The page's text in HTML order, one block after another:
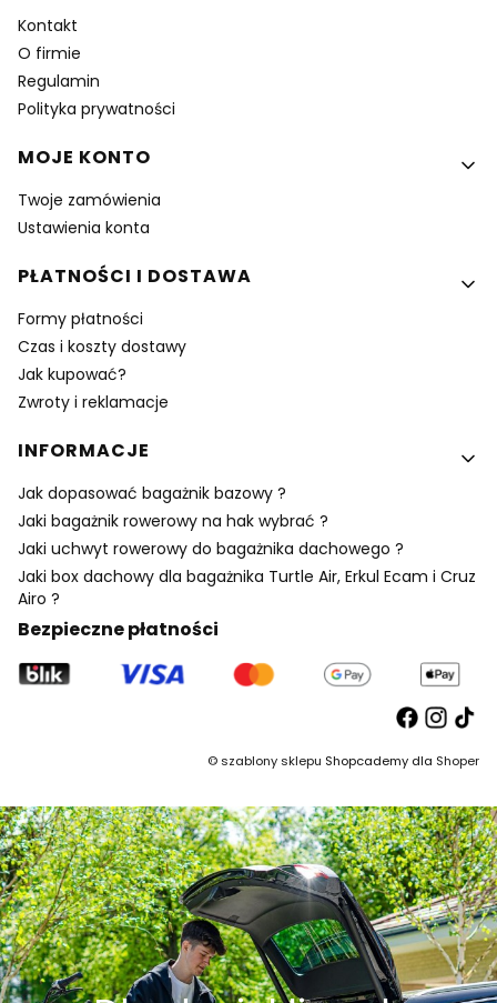
Kontakt
O firmie
Regulamin
Polityka prywatności
MOJE KONTO
Twoje zamówienia
Ustawienia konta
PŁATNOŚCI I DOSTAWA
Formy płatności
Czas i koszty dostawy
Jak kupować?
Zwroty i reklamacje
INFORMACJE
Jak dopasować bagażnik bazowy ?
Jaki bagażnik rowerowy na hak wybrać ?
Jaki uchwyt rowerowy do bagażnika dachowego ?
Jaki box dachowy dla bagażnika Turtle Air, Erkul Ecam i Cruz
Airo ?
Bezpieczne płatności
©szablony sklepu Shopcademy dla Shoper